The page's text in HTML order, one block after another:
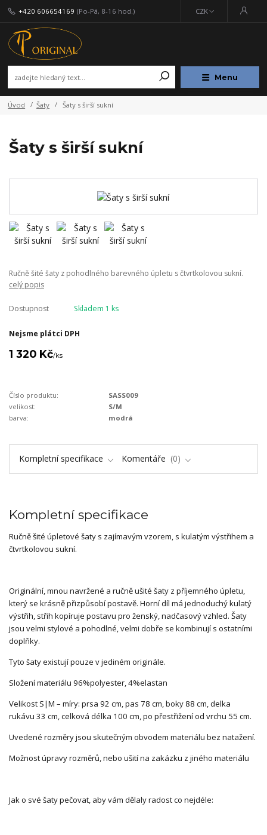
Menu
CZK
+420 606654169 (Po-Pá, 8-16 hod.)
Úvod Šaty Šaty s širší sukní
Šaty s širší sukní
Ručně šité šaty z pohodlného barevného úpletu s čtvrtkolovou sukní.
celý popis
Dostupnost Skladem 1 ks
Nejsme plátci DPH
1 320 Kč/ks
Číslo produktu:
SASS009
velikost:
S/M
barva:
modrá
Kompletní specifikace Komentáře 0
Kompletní specifikace
Ručně šité úpletové šaty s zajímavým vzorem, s kulatým výstřihem a
čtvrtkolovou sukní.
Originální, mnou navržené a ručně ušité šaty z příjemného úpletu,
který se krásně přizpůsobí postavě. Horní díl má jednoduchý kulatý
výstřih, střih kopíruje postavu pro ženský, nadčasový vzhled. Šaty
jsou velmi stylové a pohodlné, velmi dobře se kombinují s ostatními
doplňky.
Tyto šaty existují pouze v jediném originále.
Složení materiálu 96%polyester, 4%elastan
Velikost S|M – míry: prsa 92 cm, pas 78 cm, boky 88 cm, delka
rukávu 33 cm, celková délka 100 cm, po přestřižení od vrchu 55 cm.
Uvedené rozměry jsou skutečným obvodem materiálu bez natažení.
Možnost úpravy rozměrů, nebo ušití na zakázku z jiného materiálu
Jak o své šaty pečovat, aby vám dělaly radost co nejdéle: